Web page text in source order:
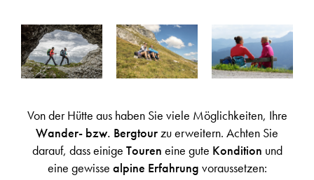
Von der Hütte aus haben Sie viele Möglichkeiten, Ihre
Wander- bzw. Bergtourzu erweitern. Achten Sie
darauf, dass einige Touren eine gute Kondition und
eine gewisse alpine Erfahrung voraussetzen: